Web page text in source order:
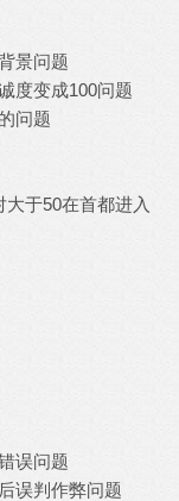
景问题
度变成100问题
问题
于50在首都进入
误问题
误判作弊问题